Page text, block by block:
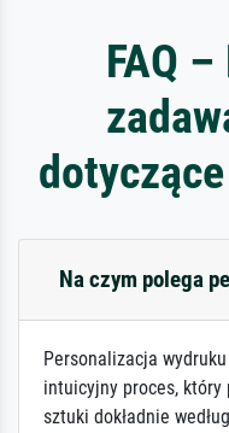
FAQ
Na czym polega
Personalizacja
intuicyjny proces, który
sztuki dokładnie